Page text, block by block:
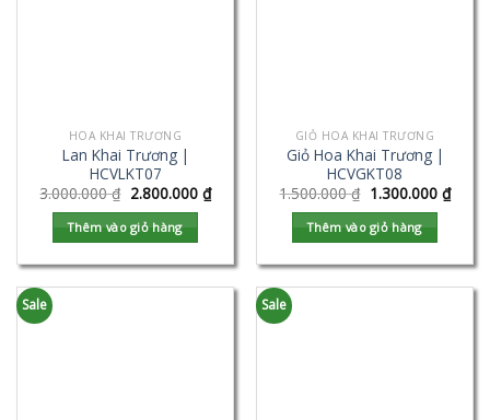
HOA KHAI TRƯƠNG
Lan Khai Trương |
HCVLKT07
3.000.000₫ 2.800.000 ₫
Thêm vào giỏ hàng
GIỎ HOA KHAI TRƯƠNG
Giỏ Hoa Khai Trương |
HCVGKT08
1.500.000₫ 1.300.000 ₫
Thêm vào giỏ hàng
Sale Sale